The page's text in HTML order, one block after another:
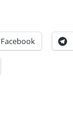
Facebook